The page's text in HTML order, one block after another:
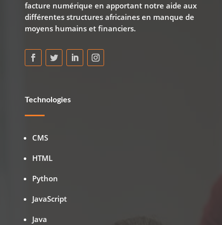
facture numérique en apportant notre aide aux
différentes structures africaines en manque de
moyens humains et financiers.
Technologies
CMS
HTML
Python
JavaScript
Java